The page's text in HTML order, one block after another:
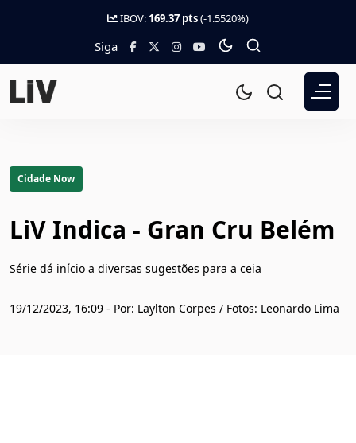
IBOV: 169.37 pts(-1.5520%)
Siga
Cidade Now
LiV Indica - Gran Cru Belém
Série dá início a diversas sugestões para a ceia
19/12/2023, 16:09 - Por: Laylton Corpes / Fotos: Leonardo Lima